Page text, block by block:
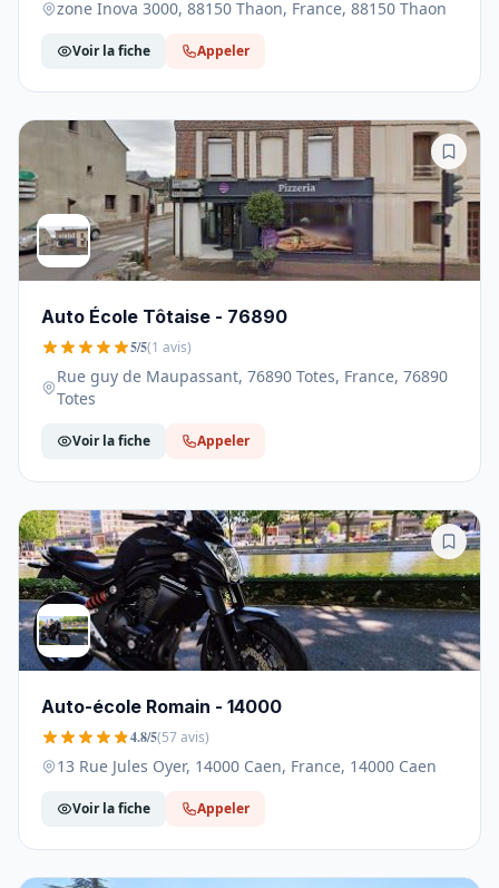
zone Inova 3000, 88150 Thaon, France, 88150 Thaon
Voir la fiche Appeler
Auto École Tôtaise - 76890
5/5(1 avis)
Rue guy de Maupassant, 76890 Totes, France, 76890
Totes
Voir la fiche Appeler
Auto-école Romain - 14000
4.8/5(57 avis)
13 Rue Jules Oyer, 14000 Caen, France, 14000 Caen
Voir la fiche Appeler